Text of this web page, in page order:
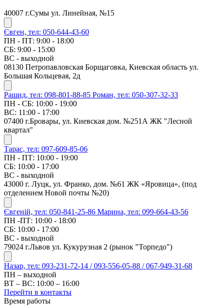
40007 г.Сумы ул. Линейная, №15
Євген, тел: 050-644-43-60
ПН - ПТ: 9:00 - 18:00
СБ: 9:00 - 15:00
ВС - выходной
08130 Петропавловская Борщаговка, Киевская область ул.
Большая Кольцевая, 2д
Рашид, тел: 098-801-88-85 Роман, тел: 050-307-32-33
ПН - СБ: 10:00 - 19:00
ВС: 11:00 - 17:00
07400 г.Бровары, ул. Киевская дом. №251А ЖК "Лесной
квартал"
Тарас, тел: 097-609-85-06
ПН - ПТ: 10:00 - 19:00
СБ: 10:00 - 17:00
ВС - выходной
43000 г. Луцк, ул. Франко, дом. №61 ЖК «Яровица», (под
отделением Новой почты №20)
Євгеній, тел: 050-841-25-86 Марина, тел: 099-664-43-56
ПН -ПТ: 10:00 - 18:00
СБ: 10:00 - 17:00
ВС - выходной
79024 г.Львов ул. Кукурузная 2 (рынок "Торпедо")
Назар, тел: 093-231-72-14 / 093-556-05-88 / 067-949-31-68
ПН – выходной
ВТ – ВС: 10:00 – 16:00
Перейти в контакты
Время работы